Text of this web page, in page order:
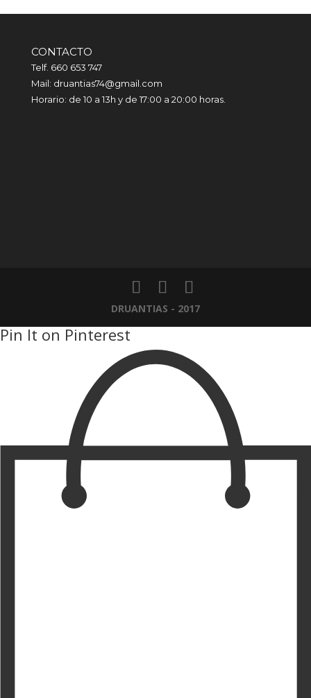
CONTACTO
Telf. 660 653 747
Mail: druantias74@gmail.com
Horario: de 10 a 13h y de 17:00 a 20:00 horas.
DRUANTIAS - 2017
Pin It on Pinterest